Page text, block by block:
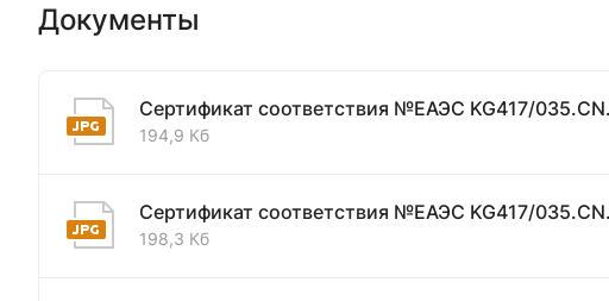
Документы
Сертификат соответствия №ЕАЭС KG417/
194,9 Кб
Сертификат соответствия №ЕАЭС KG417/
198,3 Кб